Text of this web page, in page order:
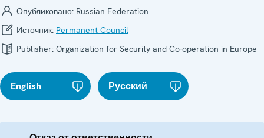
Опубликовано: Russian Federation
Источник: Permanent Council
Publisher: Organization for Security and Co-operation in Europe
English Русский